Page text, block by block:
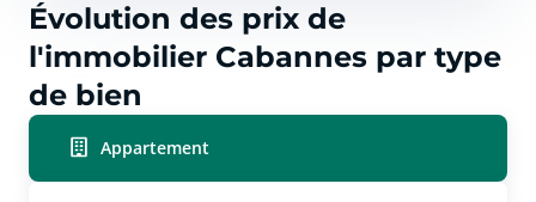
Évolution des prix de
l'immobilier Cabannes par type
de bien
Appartement